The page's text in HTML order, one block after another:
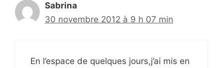
Sabrina
30 novembre 2012 à 9 h 07 min
En l’espace de quelques jours,j’ai mis en